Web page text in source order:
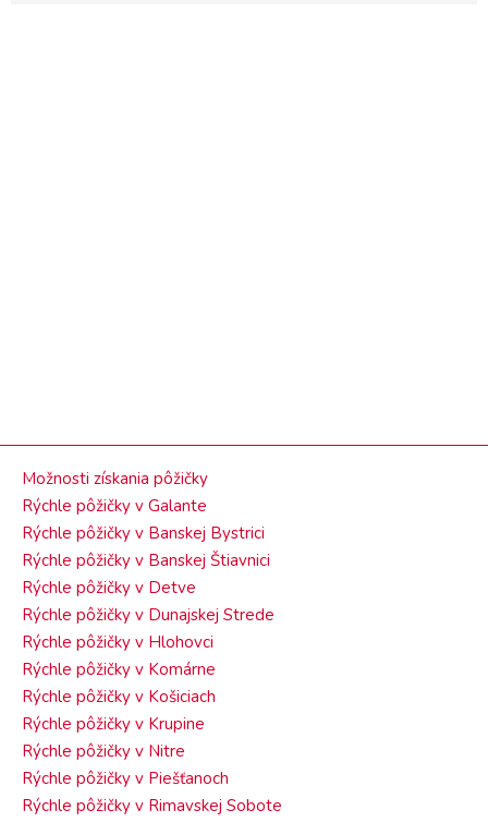
Možnosti získania pôžičky
Rýchle pôžičky v Galante
Rýchle pôžičky v Banskej Bystrici
Rýchle pôžičky v Banskej Štiavnici
Rýchle pôžičky v Detve
Rýchle pôžičky v Dunajskej Strede
Rýchle pôžičky v Hlohovci
Rýchle pôžičky v Komárne
Rýchle pôžičky v Košiciach
Rýchle pôžičky v Krupine
Rýchle pôžičky v Nitre
Rýchle pôžičky v Piešťanoch
Rýchle pôžičky v Rimavskej Sobote